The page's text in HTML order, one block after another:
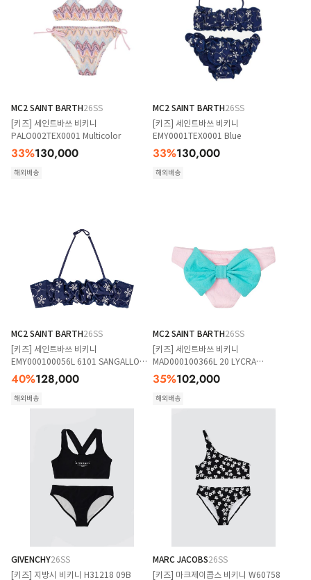
MC2 SAINT BARTH26SS
[키즈] 세인트바쓰 비키니
PALO002TEX0001 Multicolor
33%130,000
해외배송
MC2 SAINT BARTH26SS
[키즈] 세인트바쓰 비키니
EMY0001TEX0001 Blue
33%130,000
해외배송
MC2 SAINT BARTH26SS
[키즈] 세인트바쓰 비키니
EMY000100056L 6101 SANGALLO
FLOWER EMBRY 6101
40%128,000
해외배송
MC2 SAINT BARTH26SS
[키즈] 세인트바쓰 비키니
MAD000100366L 20 LYCRA
EMBOSSED SHELL 20
35%102,000
해외배송
GIVENCHY26SS
[키즈] 지방시 비키니 H31218 09B
MARC JACOBS26SS
[키즈] 마크제이콥스 비키니 W60758